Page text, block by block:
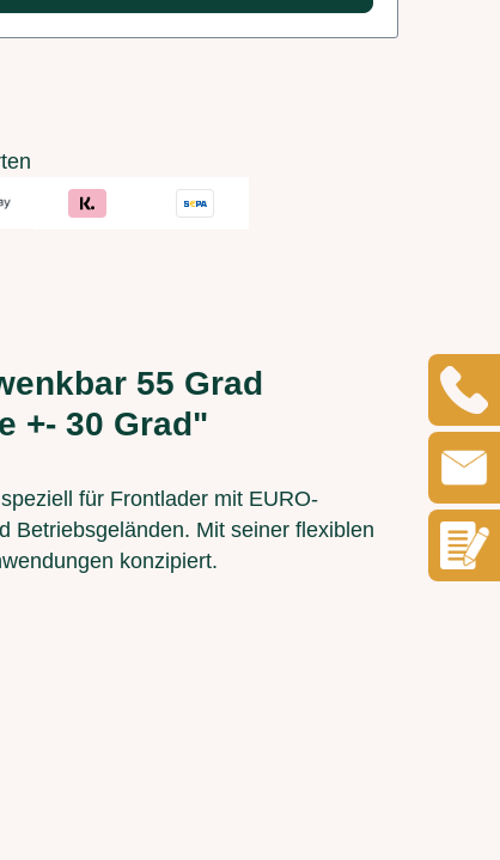
55 Grad
+- 30 Grad"
für Frontlader mit EURO-
Betriebsgeländen. Mit seiner flexiblen
konzipiert.